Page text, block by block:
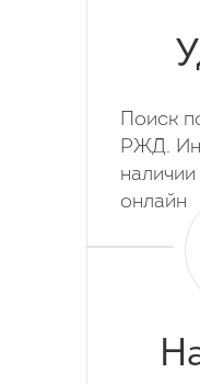
Поиск
РЖД.
онлайн